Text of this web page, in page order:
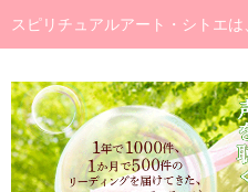
◆ごあいさつ
スピリチュアル・メッセージ